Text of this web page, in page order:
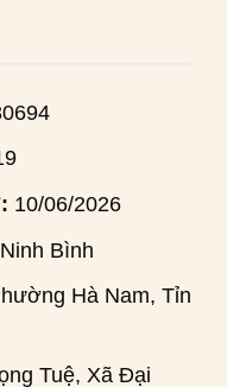
10/06/2026
Bình
Hà Nam, Tỉnh
Tuệ, Xã Đại